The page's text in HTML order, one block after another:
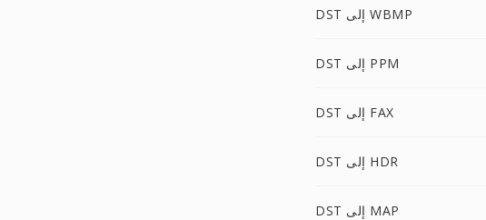
DST إلى WBMP
DST إلى PPM
DST إلى FAX
DST إلى HDR
DST إلى MAP